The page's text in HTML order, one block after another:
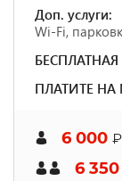
Доп. услуги:
Wi-Fi,
БЕСПЛАТНАЯ
ПЛАТИТЕ НА
6 000 ₽
6 350